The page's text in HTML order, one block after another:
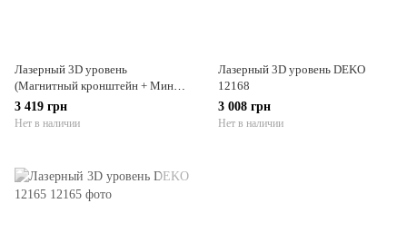
Лазерный 3D уровень
(Магнитный кронштейн + Мини-
Штатив) DEKO 12169
3 419 грн
Нет в наличии
Лазерный 3D уровень DEKO
12168
3 008 грн
Нет в наличии